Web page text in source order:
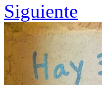
Siguiente